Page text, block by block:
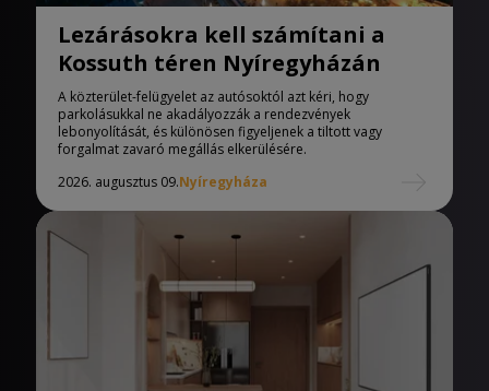
Lezárásokra kell számítani a
Kossuth téren Nyíregyházán
A közterület-felügyelet az autósoktól azt kéri, hogy
parkolásukkal ne akadályozzák a rendezvények
lebonyolítását, és különösen figyeljenek a tiltott vagy
forgalmat zavaró megállás elkerülésére.
2026. augusztus 09.Nyíregyháza